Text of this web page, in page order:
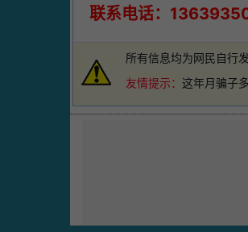
联系电话：
所有信息均为网民自行
友情提示： 这年月骗子